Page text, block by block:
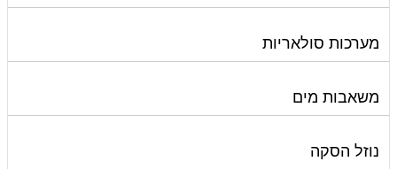
מערכות סולאריות
משאבות מים
נוזל הסקה